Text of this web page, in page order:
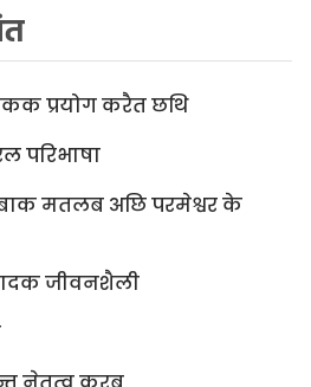
प्रयोग करैत छथि
परिभाषा
मतलब अछि परमेश्वर के
जीवनशैली